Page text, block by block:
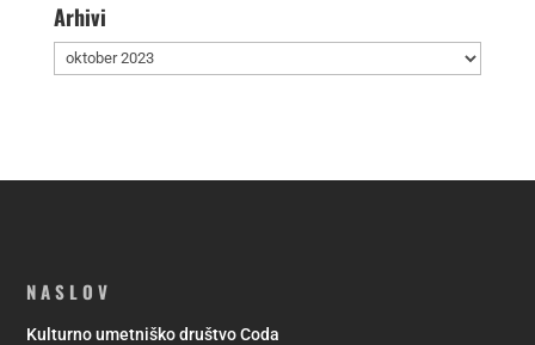
Arhivi
Arhivi
NASLOV
Kulturno umetniško društvo Coda